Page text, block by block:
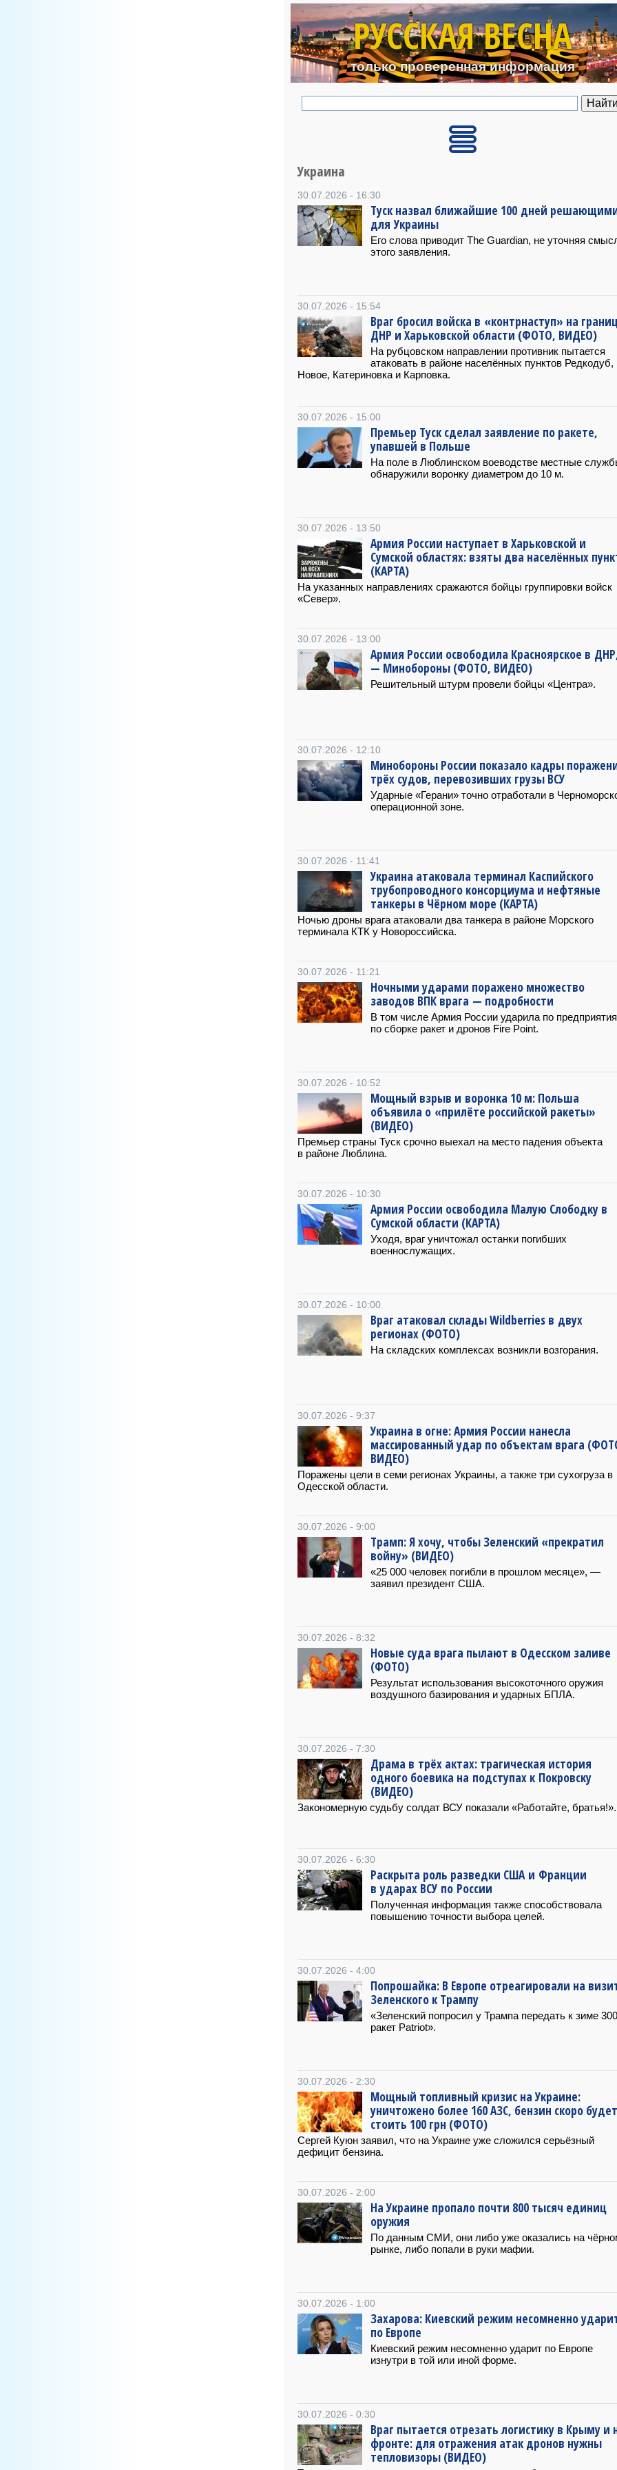
Перейти к основному
РУССКАЯ ВЕСНА
только проверенная информация
Украина
30.07.2026 - 16:30
Туск назвал ближайшие 100 дней
для Украины
Его слова приводит The Guardian, не уточняя
этого заявления.
30.07.2026 - 15:54
Враг бросил войска в «контрнаступ» на
ДНР и Харьковской области (ФОТО, ВИДЕО)
На рубцовском направлении противник пытается
атаковать в районе населённых пунктов Редкодуб,
Новое, Катериновка и Карповка.
30.07.2026 - 15:00
Премьер Туск сделал заявление по ракете,
упавшей в Польше
На поле в Люблинском воеводстве местные
обнаружили воронку диаметром до 10 м.
30.07.2026 - 13:50
Армия России наступает в Харьковской и
Сумской областях: взяты два населённых
(КАРТА)
На указанных направлениях сражаются бойцы группировки войск
«Север».
30.07.2026 - 13:00
Армия России освободила Красноярское в
— Минобороны (ФОТО, ВИДЕО)
Решительный штурм провели бойцы «Центра».
30.07.2026 - 12:10
Минобороны России показало кадры
трёх судов, перевозивших грузы ВСУ
Ударные «Герани» точно отработали в
операционной зоне.
30.07.2026 - 11:41
Украина атаковала терминал Каспийского
трубопроводного консорциума и нефтяные
танкеры в Чёрном море (КАРТА)
Ночью дроны врага атаковали два танкера в районе Морского
терминала КТК у Новороссийска.
30.07.2026 - 11:21
Ночными ударами поражено множество
заводов ВПК врага — подробности
В том числе Армия России ударила по
по сборке ракет и дронов Fire Point.
30.07.2026 - 10:52
Мощный взрыв и воронка 10 м: Польша
объявила о «прилёте российской ракеты»
(ВИДЕО)
Премьер страны Туск срочно выехал на место падения объекта
в районе Люблина.
30.07.2026 - 10:30
Армия России освободила Малую Слободку в
Сумской области (КАРТА)
Уходя, враг уничтожал останки погибших
военнослужащих.
30.07.2026 - 10:00
Враг атаковал склады Wildberries в двух
регионах (ФОТО)
На складских комплексах возникли возгорания.
30.07.2026 - 9:37
Украина в огне: Армия России нанесла
массированный удар по объектам врага
ВИДЕО)
Поражены цели в семи регионах Украины, а также три сухогруза в
Одесской области.
30.07.2026 - 9:00
Трамп: Я хочу, чтобы Зеленский «прекратил
войну» (ВИДЕО)
«25 000 человек погибли в прошлом месяце», —
заявил президент США.
30.07.2026 - 8:32
Новые суда врага пылают в Одесском заливе
(ФОТО)
Результат использования высокоточного оружия
воздушного базирования и ударных БПЛА.
30.07.2026 - 7:30
Драма в трёх актах: трагическая история
одного боевика на подступах к Покровску
(ВИДЕО)
Закономерную судьбу солдат ВСУ показали «Работайте, братья!».
30.07.2026 - 6:30
Раскрыта роль разведки США и Франции
в ударах ВСУ по России
Полученная информация также способствовала
повышению точности выбора целей.
30.07.2026 - 4:00
Попрошайка: В Европе отреагировали на
Зеленского к Трампу
«Зеленский попросил у Трампа передать к зиме 300
ракет Patriot».
30.07.2026 - 2:30
Мощный топливный кризис на Украине:
уничтожено более 160 АЗС, бензин скоро будет
стоить 100 грн (ФОТО)
Сергей Куюн заявил, что на Украине уже сложился серьёзный
дефицит бензина.
30.07.2026 - 2:00
На Украине пропало почти 800 тысяч единиц
оружия
По данным СМИ, они либо уже оказались на
рынке, либо попали в руки мафии.
30.07.2026 - 1:00
Захарова: Киевский режим несомненно
по Европе
Киевский режим несомненно ударит по Европе
изнутри в той или иной форме.
30.07.2026 - 0:30
Враг пытается отрезать логистику в Крыму и
фронте: для отражения атак дронов нужны
тепловизоры (ВИДЕО)